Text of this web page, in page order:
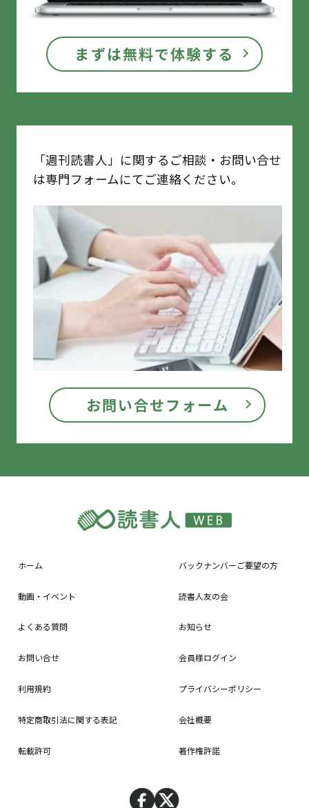
まずは無料で体験する
「週刊読書人」に関するご相談・お問い合せ
は専門フォームにてご連絡ください。
お問い合せフォーム
ホーム バックナンバーご要望の方
動画・イベント 読書人友の会
よくある質問 お知らせ
お問い合せ 会員様ログイン
利用規約 プライバシーポリシー
特定商取引法に関する表記 会社概要
転載許可 著作権許諾